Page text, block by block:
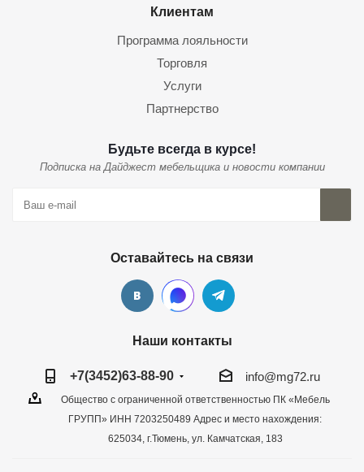
Клиентам
Программа лояльности
Торговля
Услуги
Партнерство
Будьте всегда в курсе!
Подписка на Дайджест мебельщика и новости компании
Оставайтесь на связи
Наши контакты
+7(3452)63-88-90 info@mg72.ru
Общество с ограниченной ответственностью ПК «Мебель
ГРУПП» ИНН 7203250489 Адрес и место нахождения:
625034, г.Тюмень, ул. Камчатская, 183